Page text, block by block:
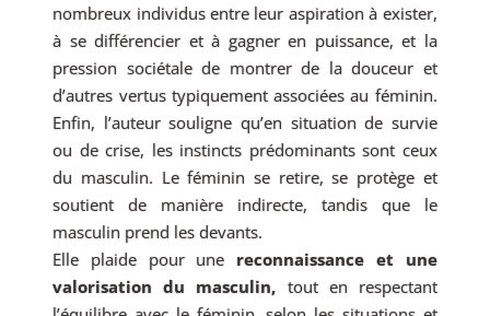
nombreux individus entre leur aspiration à exister,
à se différencier et à gagner en puissance, et la
pression sociétale de montrer de la douceur et
d’autres vertus typiquement associées au féminin.
Enfin, l’auteur souligne qu’en situation de survie
ou de crise, les instincts prédominants sont ceux
du masculin. Le féminin se retire, se protège et
soutient de manière indirecte, tandis que le
masculin prend les devants.
Elle plaide pour une reconnaissance et une
valorisation du masculin, tout en respectant